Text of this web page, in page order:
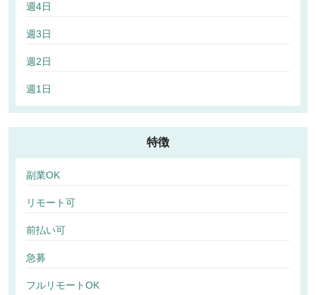
週4日
週3日
週2日
週1日
特徴
副業OK
リモート可
前払い可
急募
フルリモートOK